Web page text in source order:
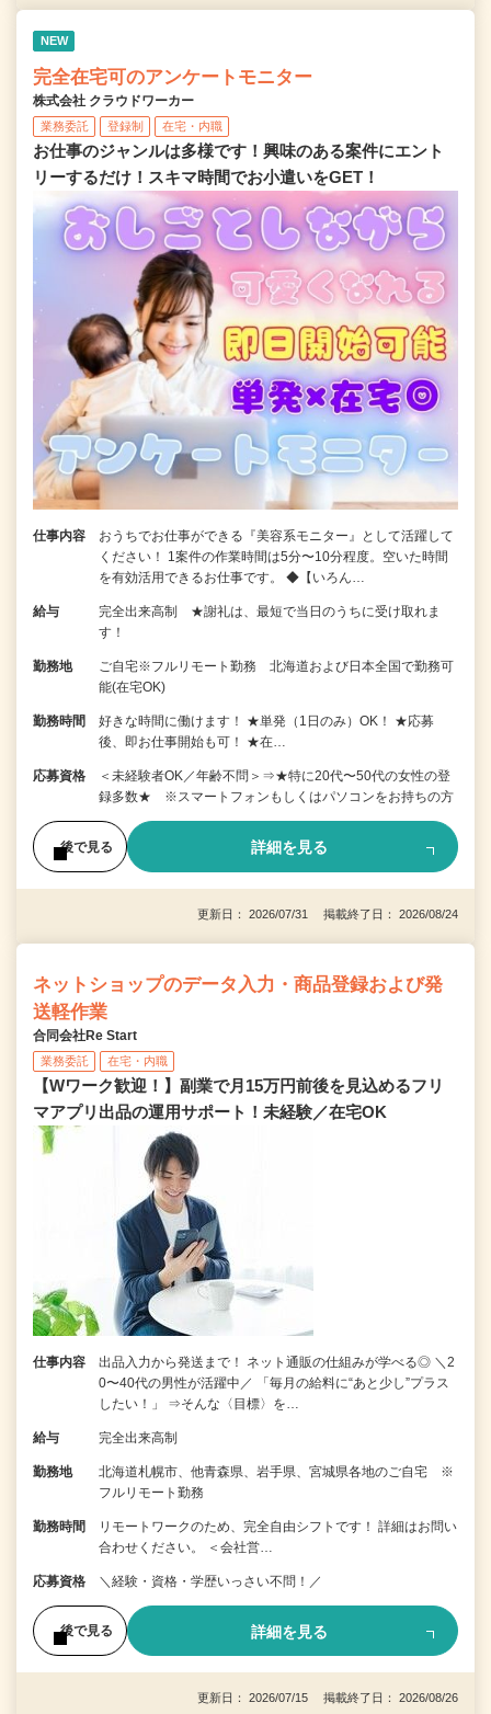
NEW
完全在宅可のアンケートモニター
株式会社 クラウドワーカー
業務委託 登録制 在宅・内職
お仕事のジャンルは多様です！興味のある案件にエント
リーするだけ！スキマ時間でお小遣いをGET！
仕事内容
おうちでお仕事ができる『美容系モニター』として活躍して
ください！ 1案件の作業時間は5分〜10分程度。空いた時間
を有効活用できるお仕事です。 ◆【いろん…
給与
完全出来高制 ★謝礼は、最短で当日のうちに受け取れま
す！
勤務地
ご自宅※フルリモート勤務 北海道および日本全国で勤務可
能(在宅OK)
勤務時間
好きな時間に働けます！ ★単発（1日のみ）OK！ ★応募
後、即お仕事開始も可！ ★在…
応募資格
＜未経験者OK／年齢不問＞⇒★特に20代〜50代の女性の登
録多数★ ※スマートフォンもしくはパソコンをお持ちの方
後で見る 詳細を見る
更新日： 2026/07/31 掲載終了日： 2026/08/24
ネットショップのデータ入力・商品登録および発
送軽作業
合同会社Re Start
業務委託 在宅・内職
【Wワーク歓迎！】副業で月15万円前後を見込めるフリ
マアプリ出品の運用サポート！未経験／在宅OK
仕事内容
出品入力から発送まで！ ネット通販の仕組みが学べる◎ ＼2
0〜40代の男性が活躍中／ 「毎月の給料に“あと少し”プラス
したい！」 ⇒そんな〈目標〉を…
給与 完全出来高制
勤務地
北海道札幌市、他青森県、岩手県、宮城県各地のご自宅 ※
フルリモート勤務
勤務時間
リモートワークのため、完全自由シフトです！ 詳細はお問い
合わせください。 ＜会社営…
応募資格 ＼経験・資格・学歴いっさい不問！／
後で見る 詳細を見る
更新日： 2026/07/15 掲載終了日： 2026/08/26